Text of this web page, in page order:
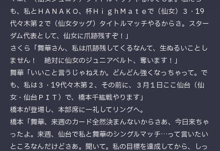
も、私とＨＡＮＡＫＯ、杯ＨｉｇｈＭａｔｅで（仙女）３・19
代々木第２で（仙女タッグ）タイトルマッチやるからさ。スター
ダム代表として、仙女に爪跡残すぞ！」
さくら「舞華さん、私は爪跡残してくるなんて、生ぬるいことし
ません！ 絶対に仙女のジュニアベルト、奪います！」
舞華「いいこと言うじゃねえか。どんどん強くなっちゃって。で
も、私は３・19代々木第２、その前に、３月１日ここ仙台（仙
女・仙台ＰＩＴ）で、橋本千紘戦やります」
橋本が登場し、本部席に一礼してリングへ。
橋本「舞華、来週のカード全然決まんないからさあ、今日来ちゃ
ったよ。来週、仙台で私と舞華のシングルマッチ…って言いたい
ところなんだけどさあ。聞いて。私の目標を達成してから、しっ